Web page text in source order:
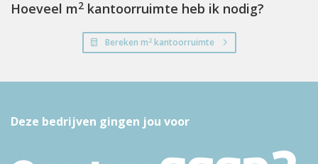
Hoeveel m2 kantoorruimte heb ik nodig?
Bereken m2kantoorruimte
Deze bedrijven gingen jou voor